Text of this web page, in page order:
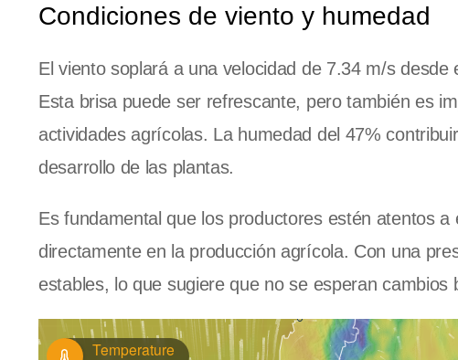
Condiciones de viento y humedad
El viento soplará a una velocidad de 7.34 m/s
Esta brisa puede ser refrescante, pero también es
actividades agrícolas. La humedad del 47%
desarrollo de las plantas.
Es fundamental que los productores estén atentos
directamente en la producción agrícola. Con una
estables, lo que sugiere que no se esperan cambios